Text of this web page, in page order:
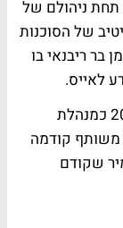
תחת ניהולם של
של הסוכנות
בר ריבנאיבו
לאייס.
דר (31) הצטרפה לאקליפטוס בתחילת 2013 כמנהלת
משותף קודמה
שקודם